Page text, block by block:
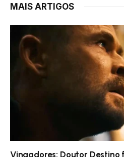
MAIS ARTIGOS
Vingadores: Doutor Destino